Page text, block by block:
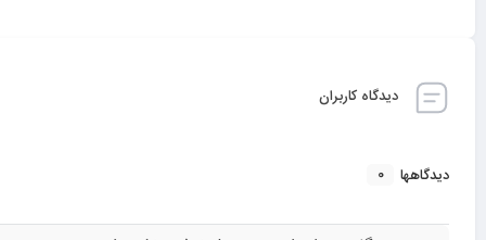
دیدگاه کاربران
دیدگاهها 0